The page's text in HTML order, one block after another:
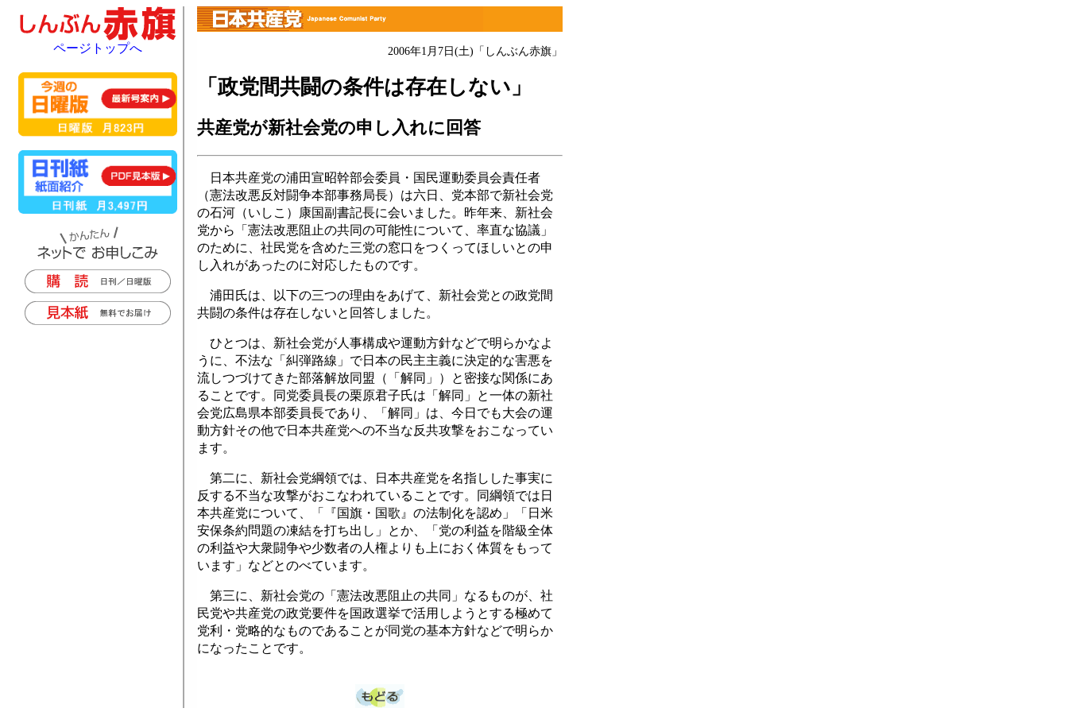
2006年1月7日(土) 「しんぶん赤旗」
「政党間共闘の条件は存在しない」
共産党が新社会党の申し入れに回答
日本共産党の浦田宣昭幹部会委員・国民運動委員会責任者
（憲法改悪反対闘争本部事務局長）は六日、党本部で新社会党
の石河（いしこ）康国副書記長に会いました。昨年来、新社会
党から「憲法改悪阻止の共同の可能性について、率直な協議」
のために、社民党を含めた三党の窓口をつくってほしいとの申
し入れがあったのに対応したものです。
浦田氏は、以下の三つの理由をあげて、新社会党との政党間
共闘の条件は存在しないと回答しました。
ひとつは、新社会党が人事構成や運動方針などで明らかなよ
うに、不法な「糾弾路線」で日本の民主主義に決定的な害悪を
流しつづけてきた部落解放同盟（「解同」）と密接な関係にあ
ることです。同党委員長の栗原君子氏は「解同」と一体の新社
会党広島県本部委員長であり、「解同」は、今日でも大会の運
動方針その他で日本共産党への不当な反共攻撃をおこなってい
ます。
第二に、新社会党綱領では、日本共産党を名指しした事実に
反する不当な攻撃がおこなわれていることです。同綱領では日
本共産党について、「『国旗・国歌』の法制化を認め」「日米
安保条約問題の凍結を打ち出し」とか、「党の利益を階級全体
の利益や大衆闘争や少数者の人権よりも上におく体質をもって
います」などとのべています。
第三に、新社会党の「憲法改悪阻止の共同」なるものが、社
民党や共産党の政党要件を国政選挙で活用しようとする極めて
党利・党略的なものであることが同党の基本方針などで明らか
になったことです。
ページトップへ